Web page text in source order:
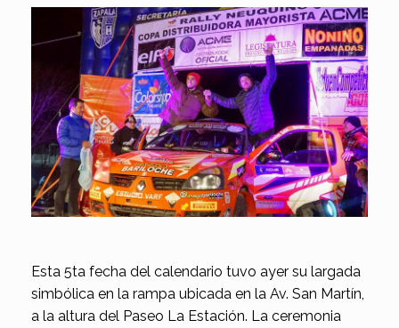
Esta 5ta fecha del calendario tuvo ayer su largada
simbólica en la rampa ubicada en la Av. San Martín,
a la altura del Paseo La Estación. La ceremonia